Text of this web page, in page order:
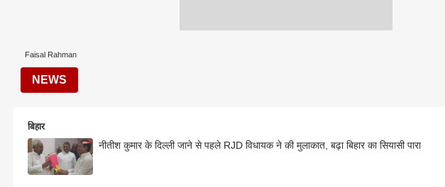
Faisal Rahman
NEWS
बिहार
नीतीश कुमार के दिल्ली जाने से पहले RJD विधायक ने की मुलाकात, बढ़ा बिहार का सियासी पारा